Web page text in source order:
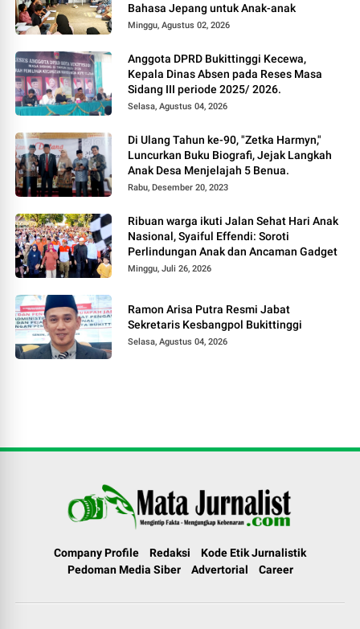
Bahasa Jepang untuk Anak-anak
Minggu, Agustus 02, 2026
Anggota DPRD Bukittinggi Kecewa,
Kepala Dinas Absen pada Reses Masa
Sidang III periode 2025/ 2026.
Selasa, Agustus 04, 2026
Di Ulang Tahun ke-90, "Zetka Harmyn,"
Luncurkan Buku Biografi, Jejak Langkah
Anak Desa Menjelajah 5 Benua.
Rabu, Desember 20, 2023
Ribuan warga ikuti Jalan Sehat Hari Anak
Nasional, Syaiful Effendi: Soroti
Perlindungan Anak dan Ancaman Gadget
Minggu, Juli 26, 2026
Ramon Arisa Putra Resmi Jabat
Sekretaris Kesbangpol Bukittinggi
Selasa, Agustus 04, 2026
Company Profile Redaksi
Kode Etik Jurnalistik
Pedoman Media Siber
Advertorial Career